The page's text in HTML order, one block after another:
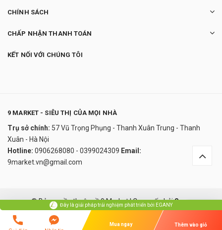
CHÍNH SÁCH
CHẤP NHẬN THANH TOÁN
KẾT NỐI VỚI CHÚNG TÔI
9 MARKET - SIÊU THỊ CỦA MỌI NHÀ
Trụ sở chính: 57 Vũ Trọng Phụng - Thanh Xuân Trung - Thanh
Xuân - Hà Nội
Hotline: 0906268080 - 0399024309 Email:
9market.vn@gmail.com
© Bản quyền thuộc về 9 Market|Cung cấp bởiSapo
So sánh
Kowa 300 viên Nhật Bản
650.000₫
Đây là giải pháp trải nghiệm phát triển bởi EGANY
Xem Giỏ Hàng Và Thanh Toán
Đây là giải pháp trải nghiệm phát triển bởi EGANY
Mua ngay Thêm vào giỏ